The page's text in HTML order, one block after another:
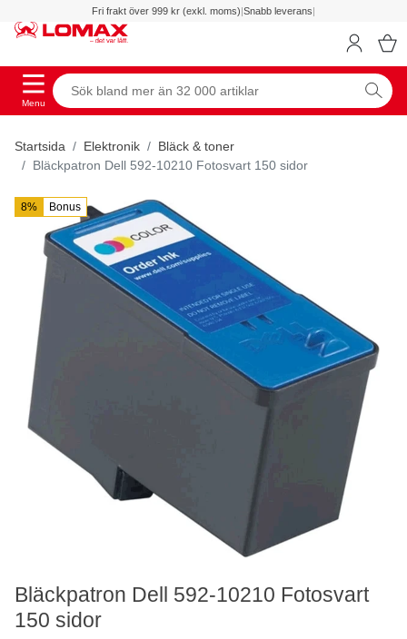
Fri frakt över 999 kr (exkl. moms)|Snabb leverans|
Menu
Startsida Elektronik
Bläck & toner
Bläckpatron Dell 592-10210 Fotosvart 150 sidor
8% Bonus
Bläckpatron Dell 592-10210 Fotosvart
150 sidor